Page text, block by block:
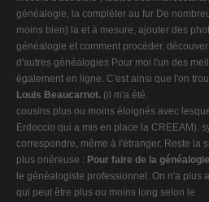
généalogie, la compléter au fur De
moins bien) la et à mesure, ajouter des
généalogie et comment procéder.
d'autres généalogies Pour moi l'un des
également en ligne. C'est ainsi que l'on
Louis Beaucarnot. (il m'a été
cousins plus ou moins éloignés avec
Erdoccio qui a mis en place la CREEAM).
correspondre, même à l'étranger. Reste la
plus onéreuse : Pour faire de la
le généalogiste professionnel. On n'a plus
qui peut être plus ou moins long selon le